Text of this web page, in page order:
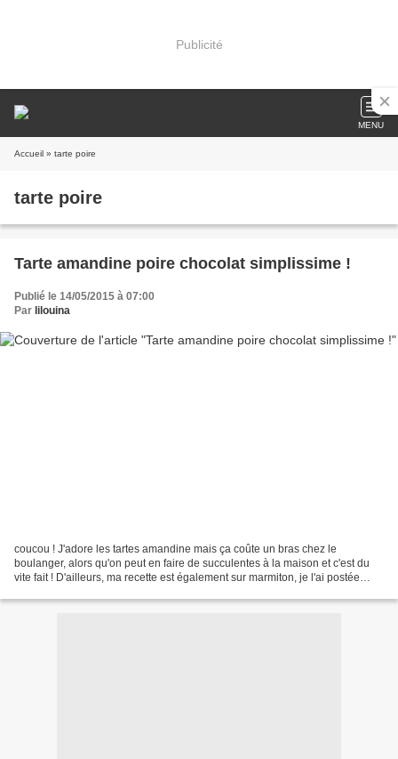
Publicité
MENU
Accueil » tarte poire
tarte poire
Tarte amandine poire chocolat simplissime !
Publié le 14/05/2015 à 07:00
Par lilouina
coucou ! J'adore les tartes amandine mais ça coûte un bras chez le
boulanger, alors qu'on peut en faire de succulentes à la maison et c'est du
vite fait ! D'ailleurs, ma recette est également sur marmiton, je l'ai postée